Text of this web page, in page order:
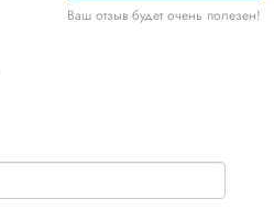
Ваш отзыв будет очень полезен!